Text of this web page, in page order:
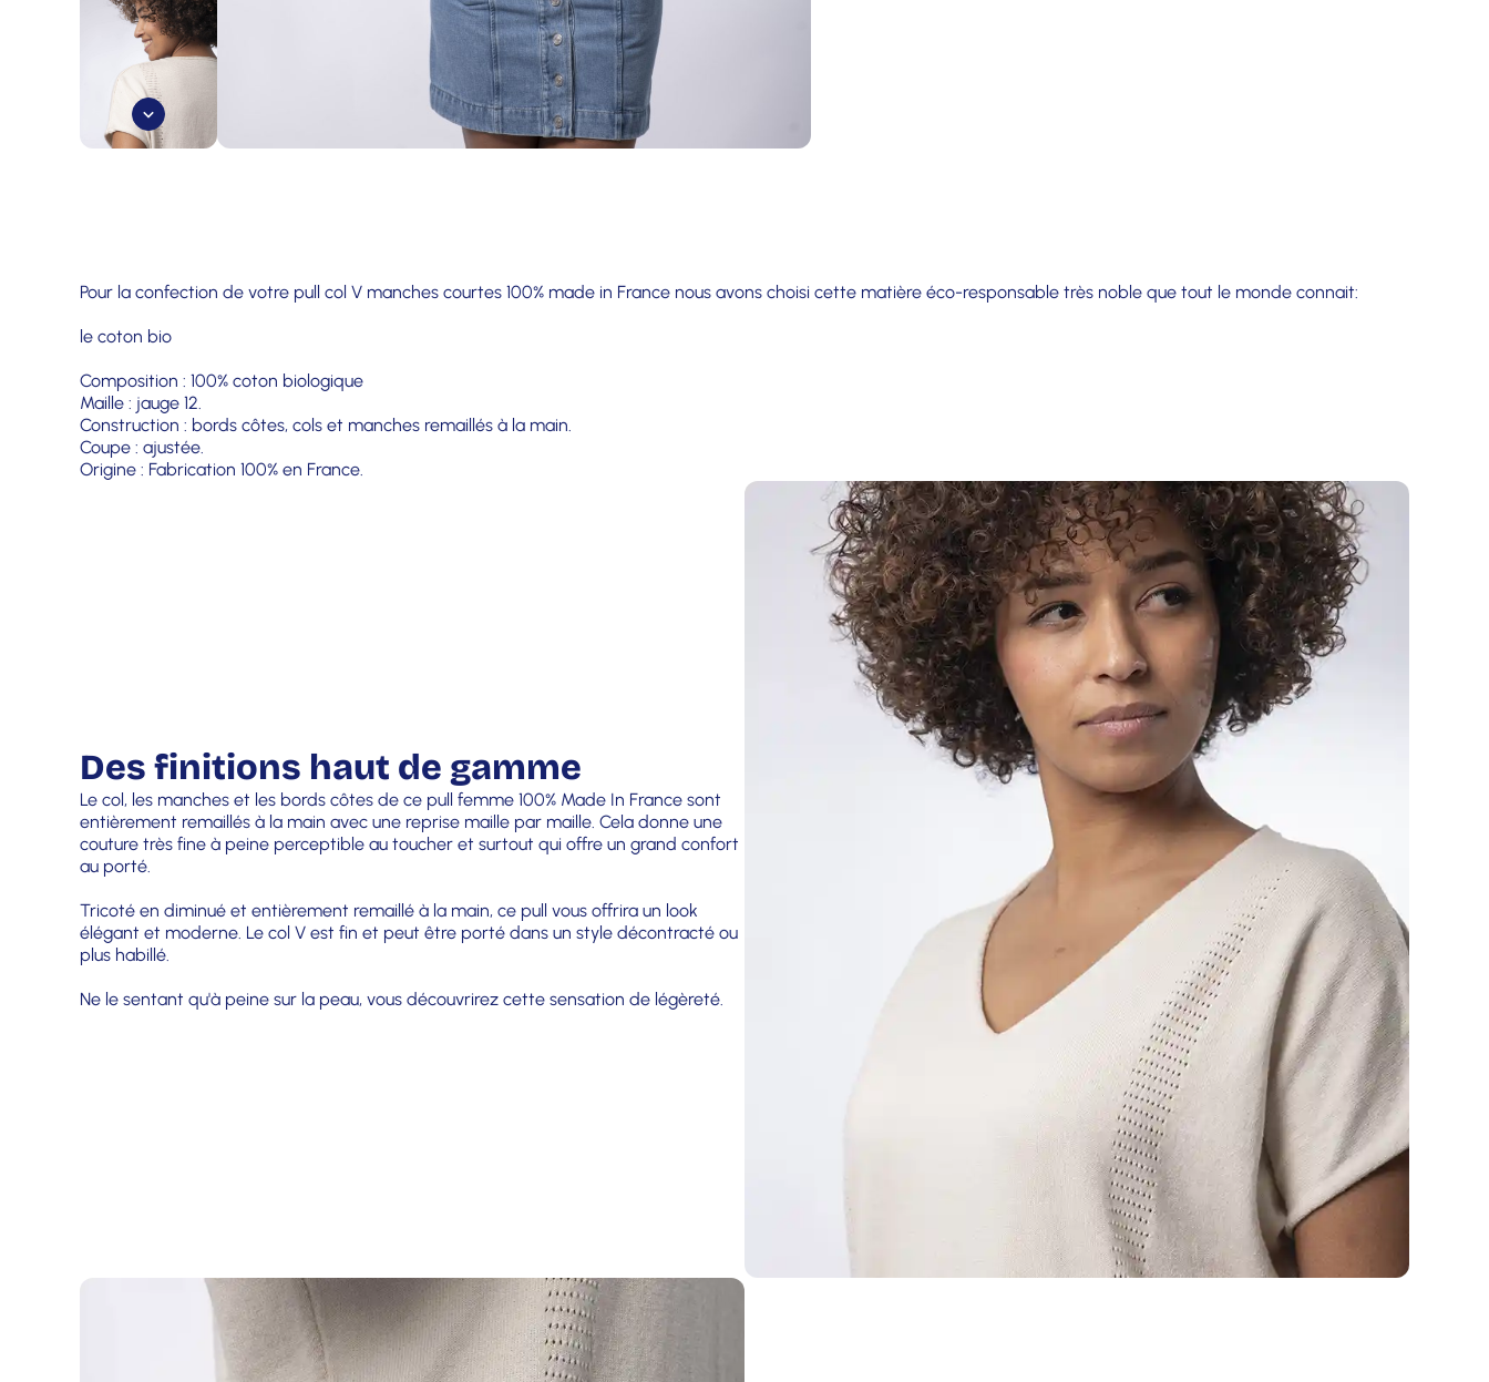
Pour la confection de votre pull col V manches courtes 100% made in France nous avons choisi cette matière éco-responsable très noble que tout le monde connait:
le coton bio
Composition : 100% coton biologique
Maille : jauge 12.
Construction : bords côtes, cols et manches remaillés à la main.
Coupe : ajustée.
Origine : Fabrication 100% en France.
Des finitions haut de gamme
Le col, les manches et les bords côtes de ce pull femme 100% Made In France sont
entièrement remaillés à la main avec une reprise maille par maille. Cela donne une
couture très fine à peine perceptible au toucher et surtout qui offre un grand confort
au porté.
Tricoté en diminué et entièrement remaillé à la main, ce pull vous offrira un look
élégant et moderne. Le col V est fin et peut être porté dans un style décontracté ou
plus habillé.
Ne le sentant qu'à peine sur la peau, vous découvrirez cette sensation de légèreté.